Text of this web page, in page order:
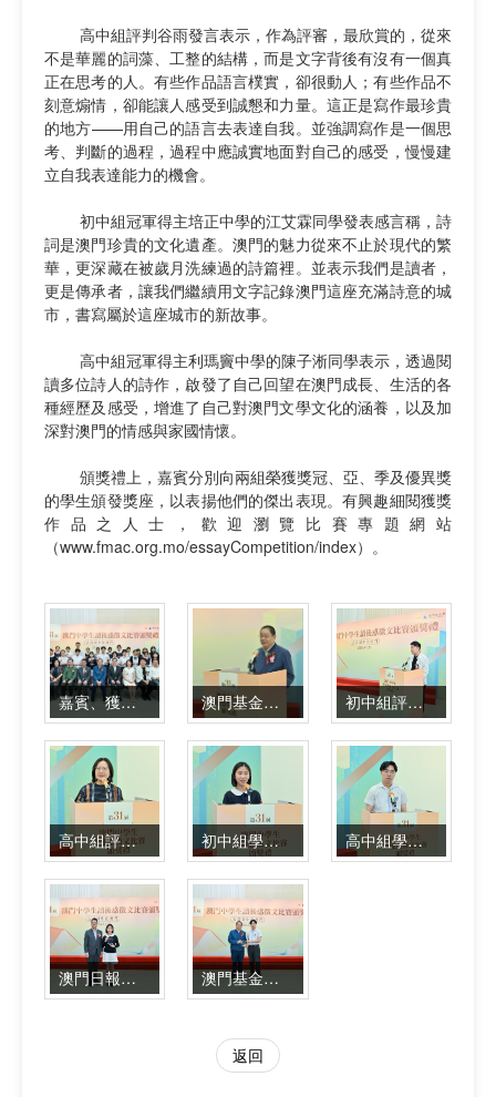
高中組評判谷雨發言表示，作為評審，最欣賞的，從來
不是華麗的詞藻、工整的結構，而是文字背後有沒有一個真
正在思考的人。有些作品語言樸實，卻很動人；有些作品不
刻意煽情，卻能讓人感受到誠懇和力量。這正是寫作最珍貴
的地方——用自己的語言去表達自我。並強調寫作是一個思
考、判斷的過程，過程中應誠實地面對自己的感受，慢慢建
立自我表達能力的機會。
初中組冠軍得主培正中學的江艾霖同學發表感言稱，詩
詞是澳門珍貴的文化遺產。澳門的魅力從來不止於現代的繁
華，更深藏在被歲月洗練過的詩篇裡。並表示我們是讀者，
更是傳承者，讓我們繼續用文字記錄澳門這座充滿詩意的城
市，書寫屬於這座城市的新故事。
高中組冠軍得主利瑪竇中學的陳子淅同學表示，透過閱
讀多位詩人的詩作，啟發了自己回望在澳門成長、生活的各
種經歷及感受，增進了自己對澳門文學文化的涵養，以及加
深對澳門的情感與家國情懷。
頒獎禮上，嘉賓分別向兩組榮獲獎冠、亞、季及優異獎
的學生頒發獎座，以表揚他們的傑出表現。有興趣細閱獲獎
作品之人士，歡迎瀏覽比賽專題網站
（www.fmac.org.mo/essayCompetition/index）。
嘉賓、獲獎學校校長、老師與獲獎同學合影留念 澳門基金會行政委員會吳志良主席致辭 初中組評判代表林格致辭
高中組評判代表谷雨致辭 初中組學生代表江艾霖同學發表感言 高中組學生代表陳子淅同學發表感言
澳門日報崔志濤總編輯向初中組冠軍頒獎 澳門基金會行政委員會吳志良主席向高中組冠軍頒獎
返回